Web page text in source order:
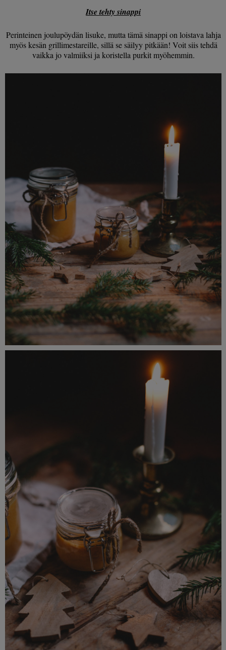
Itse tehty sinappi
Perinteinen joulupöydän lisuke, mutta tämä sinappi on loistava lahja
myös kesän grillimestareille, sillä se säilyy pitkään! Voit siis tehdä
vaikka jo valmiiksi ja koristella purkit myöhemmin.